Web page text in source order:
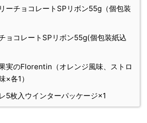
ーチョコレートSPリボン55g（個包装
ョコレートSPリボン55g(個包装紙込
実のFlorentin（オレンジ風味、ストロ
×各1）
5枚入ウインターパッケージ×1